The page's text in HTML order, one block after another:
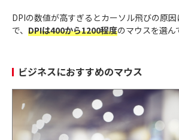
DPIの数値が高すぎるとカーソル飛びの原
で、 DPIは400から1200程度のマウスを選ん
ビジネスにおすすめのマウス